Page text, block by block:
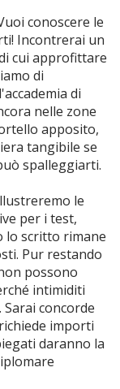
conoscere le
Incontrerai un
cui approfittare
di
di
nelle zone
apposito,
tangibile se
spalleggiarti.
le
per i test,
lo scritto rimane
Pur restando
possono
intimiditi
concorde
importi
daranno la